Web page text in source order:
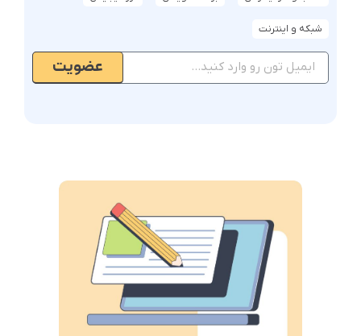
شبکه و اینترنت
عضویت